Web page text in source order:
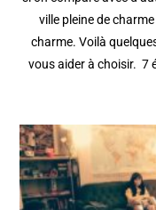
ville pleine de
charme. Voilà
vous aider à choisir. 7